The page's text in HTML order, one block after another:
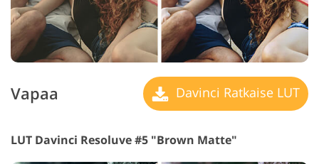
Vapaa Davinci Ratkaise LUT
LUT Davinci Resoluve #5 "Brown Matte"